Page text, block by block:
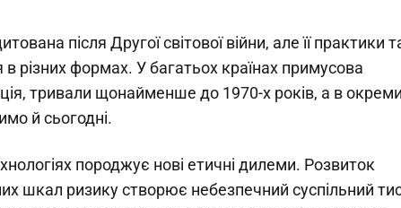
після Другої світової війни, але її практики
в різних формах. У багатьох країнах примусова
тривали щонайменше до 1970-х років, а в
й сьогодні.
породжує нові етичні дилеми. Розвиток
шкал ризику створює небезпечний суспільний